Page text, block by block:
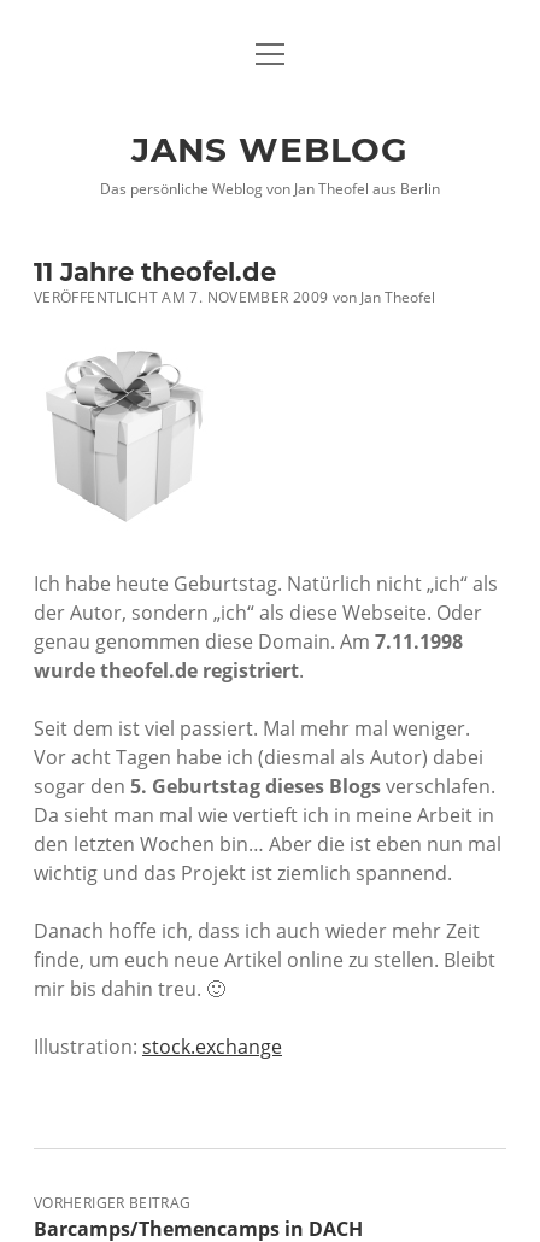
DATENSCHUTZHINWEISE
twitterfacebook
xing
Menü
JANS WEBLOG
Das persönliche Weblog von Jan Theofel aus Berlin
11 Jahre theofel.de
VERÖFFENTLICHT AM 7. NOVEMBER 2009 vonJan Theofel
Ich habe heute Geburtstag. Natürlich nicht „ich“ als
der Autor, sondern „ich“ als diese Webseite. Oder
genau genommen diese Domain. Am 7.11.1998
wurde theofel.de registriert.
Seit dem ist viel passiert. Mal mehr mal weniger.
Vor acht Tagen habe ich (diesmal als Autor) dabei
sogar den 5. Geburtstag dieses Blogsverschlafen.
Da sieht man mal wie vertieft ich in meine Arbeit in
den letzten Wochen bin… Aber die ist eben nun mal
wichtig und das Projekt ist ziemlich spannend.
Danach hoffe ich, dass ich auch wieder mehr Zeit
finde, um euch neue Artikel online zu stellen. Bleibt
mir bis dahin treu. 🙂
Illustration: stock.exchange
VORHERIGER BEITRAG
Barcamps/Themencamps in DACH